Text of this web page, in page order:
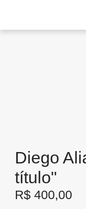
Diego
título"
R$ 400,00